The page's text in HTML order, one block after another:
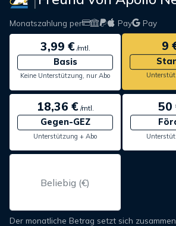
Monatszahlung per Pay Pay
3,99 €/mtl.
Basis
Keine Unterstützung, nur Abo
9
18,36 €/mtl.
Gegen-GEZ
Unterstützung + Abo
50
Der monatliche Betrag setzt sich